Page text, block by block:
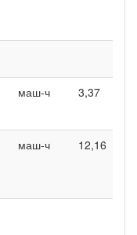
маш-ч 3,37
маш-ч 12,16